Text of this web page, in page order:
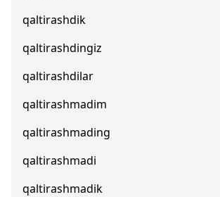
qaltirashdik
qaltirashdingiz
qaltirashdilar
qaltirashmadim
qaltirashmading
qaltirashmadi
qaltirashmadik